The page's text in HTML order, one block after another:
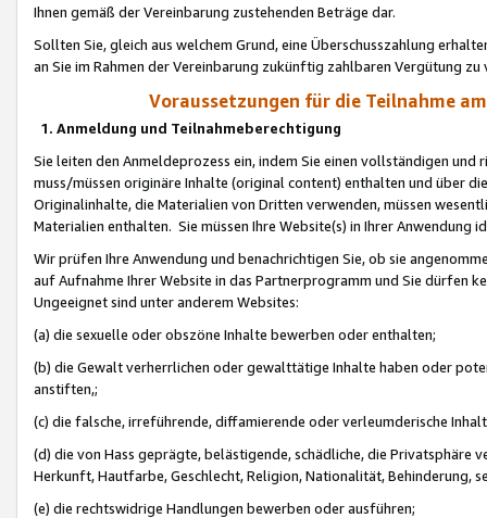
Ihnen gemäß der Vereinbarung zustehenden Beträge dar.
Sollten Sie, gleich aus welchem Grund, eine Überschusszahlung
an Sie im Rahmen der Vereinbarung zukünftig zahlbaren Vergütung zu
Voraussetzungen für die Teilnahme
1. Anmeldung und Teilnahmeberechtigung
Sie leiten den Anmeldeprozess ein, indem Sie einen vollständigen
muss/müssen originäre Inhalte (original content) enthalten und über
Originalinhalte, die Materialien von Dritten verwenden, müssen
Materialien enthalten. Sie müssen Ihre Website(s) in Ihrer Anwendung
Wir prüfen Ihre Anwendung und benachrichtigen Sie, ob sie
auf Aufnahme Ihrer Website in das Partnerprogramm und Sie dürfen
Ungeeignet sind unter anderem Websites:
(a) die sexuelle oder obszöne Inhalte bewerben oder enthalten;
(b) die Gewalt verherrlichen oder gewalttätige Inhalte haben oder
anstiften,;
(c) die falsche, irreführende, diffamierende oder verleumderische
(d) die von Hass geprägte, belästigende, schädliche, die Privatsphäre
Herkunft, Hautfarbe, Geschlecht, Religion, Nationalität, Behinderung,
(e) die rechtswidrige Handlungen bewerben oder ausführen;